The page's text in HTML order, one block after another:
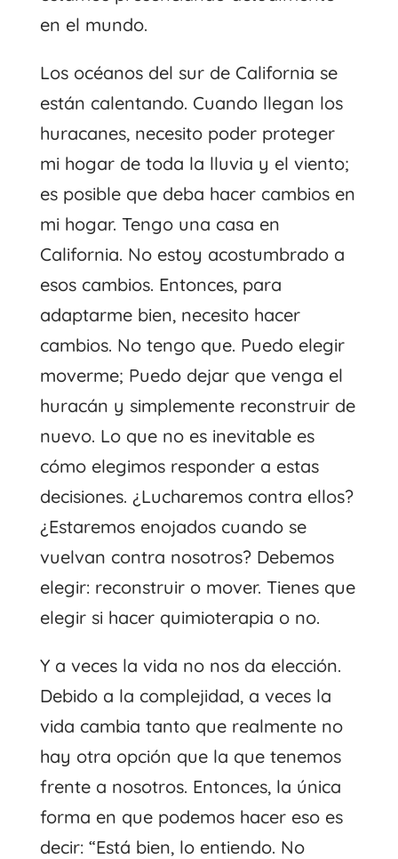
en el mundo.
Los océanos del sur de California se
están calentando. Cuando llegan los
huracanes, necesito poder proteger
mi hogar de toda la lluvia y el viento;
es posible que deba hacer cambios en
mi hogar. Tengo una casa en
California. No estoy acostumbrado a
esos cambios. Entonces, para
adaptarme bien, necesito hacer
cambios. No tengo que. Puedo elegir
moverme; Puedo dejar que venga el
huracán y simplemente reconstruir de
nuevo. Lo que no es inevitable es
cómo elegimos responder a estas
decisiones. ¿Lucharemos contra ellos?
¿Estaremos enojados cuando se
vuelvan contra nosotros? Debemos
elegir: reconstruir o mover. Tienes que
elegir si hacer quimioterapia o no.
Y a veces la vida no nos da elección.
Debido a la complejidad, a veces la
vida cambia tanto que realmente no
hay otra opción que la que tenemos
frente a nosotros. Entonces, la única
forma en que podemos hacer eso es
decir: “Está bien, lo entiendo. No